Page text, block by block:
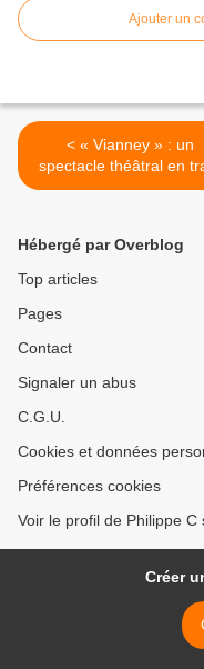
Ajouter un
< « Vianney » : un
spectacle théâtral en
de bouleverser
Hébergé par Overblog
Top articles
Pages
Contact
Signaler un abus
C.G.U.
Cookies et données
Préférences cookies
Voir le profil de Philippe
Créer